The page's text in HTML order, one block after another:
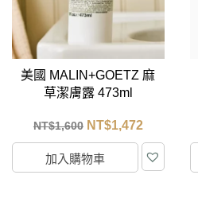
美國 MALIN+GOETZ 麻
草潔膚露 250ml
NT$1,080 NT$994
加入購物車